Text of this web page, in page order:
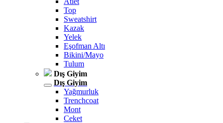
Top
Sweatshirt
Kazak
Yelek
Eşofman Altı
Bikini/Mayo
Tulum
Dış Giyim
Dış Giyim
Yağmurluk
Trenchcoat
Mont
Ceket